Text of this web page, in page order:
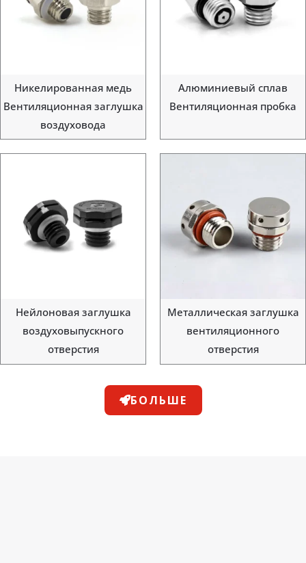
Никелированная медь
Вентиляционная заглушка
воздуховода
Алюминиевый сплав
Вентиляционная пробка
Нейлоновая заглушка
воздуховыпускного
отверстия
Металлическая заглушка
вентиляционного
отверстия
БОЛЬШЕ